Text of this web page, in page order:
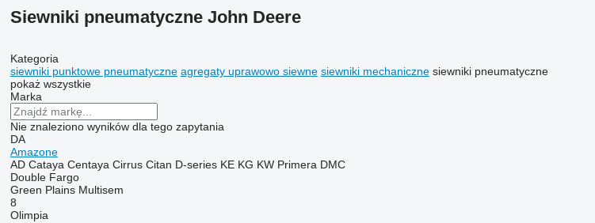
Siewniki pneumatyczne John Deere
Kategoria
siewniki punktowe pneumatyczne agregaty uprawowo siewne siewniki mechaniczne siewniki pneumatyczne
pokaż wszystkie
Marka
Nie znaleziono wyników dla tego zapytania
DA
Amazone
AD Cataya Centaya Cirrus Citan D-series KE KG KW Primera DMC
Double Fargo
Green Plains Multisem
8
Olimpia